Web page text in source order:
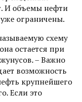
И объемы нефти
ограничены.
схему
остается при
– Важно
возможность
крупнейшего
Если это